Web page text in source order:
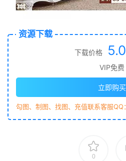
资源下载
下载价格
VIP免费
立即购买
勾图、制图、找图、充值联系客服
0